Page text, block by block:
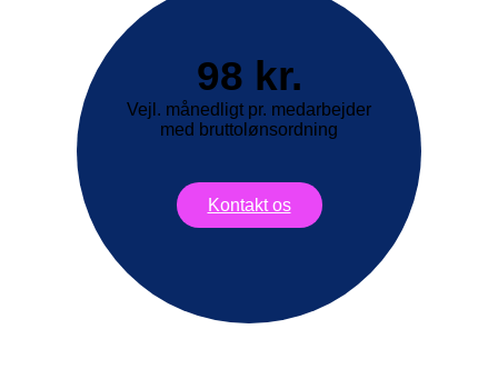
98 kr.
Vejl. månedligt pr. medarbejder
med bruttolønsordning
Kontakt os